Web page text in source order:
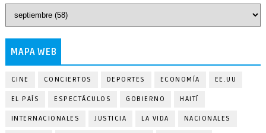
MAPA WEB
CINE CONCIERTOS DEPORTES ECONOMÍA EE.UU
EL PAÍS ESPECTÁCULOS GOBIERNO HAITÍ
INTERNACIONALES JUSTICIA LA VIDA NACIONALES